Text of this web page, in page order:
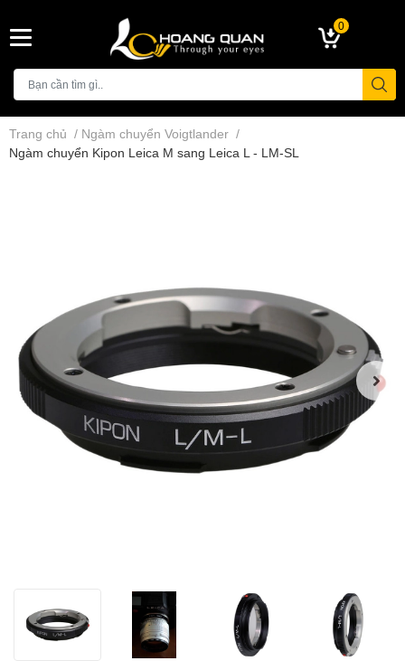
0
Trang chủ / Ngàm chuyển Voigtlander /
Ngàm chuyển Kipon Leica M sang Leica L - LM-SL